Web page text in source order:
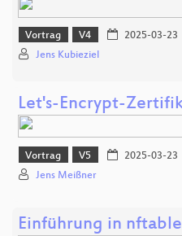
Vortrag V4 2025-03-23
Jens Kubieziel
Let's-Encrypt-
Vortrag V5 2025-03-23
Jens Meißner
Einführung in